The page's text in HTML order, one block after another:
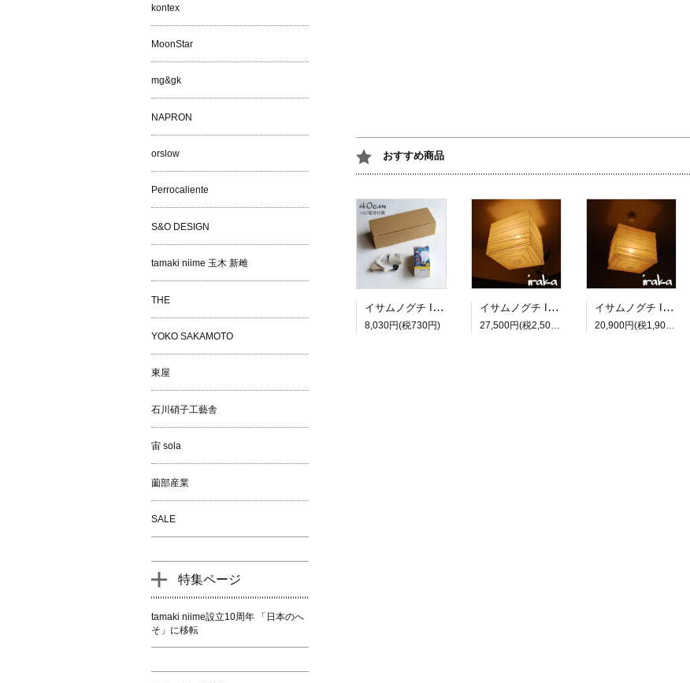
おすすめ商品
イサムノグチ Isamu Noguchi AKARI あかり アカリ ペンダントライト専用コードソケット CD-4 LED電球(E26-40W相当)付属 約40cm
8,030円(税730円)
イサムノグチ Isamu Noguchi AKARI あかり アカリ 45X（無地） ペンダントランプ 和紙照明シェード【送料無料】
27,500円(税2,500円)
イサムノグチ Isamu Noguchi AKARI あかり アカリ 33X（無地） ペンダントランプ 和紙照明シェード【送料無料】
20,900円(税1,900円)
kontex
MoonStar
mg&gk
NAPRON
orslow
Perrocaliente
S&O DESIGN
tamaki niime 玉木 新雌
THE
YOKO SAKAMOTO
東屋
石川硝子工藝舎
宙 sola
薗部産業
SALE
特集ページ
tamaki niime設立10周年 「日本のへ
そ」に移転